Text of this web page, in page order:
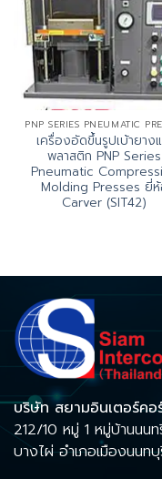
PNP SERIES PNEUMATIC
เครื่องอัดขึ้นรูปเบ้ายาง
พลาสติก PNP Series
Pneumatic
Molding Presses ยี่
Carver (SIT42)
บริษัท สยามอินเตอร์คอ
212/10 หมู่ 1 หมู่บ้านนน
บางไผ่ อำเภอเมืองนนท